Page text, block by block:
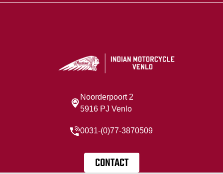
Noorderpoort 2
5916 PJ Venlo
0031-(0)77-3870509
CONTACT